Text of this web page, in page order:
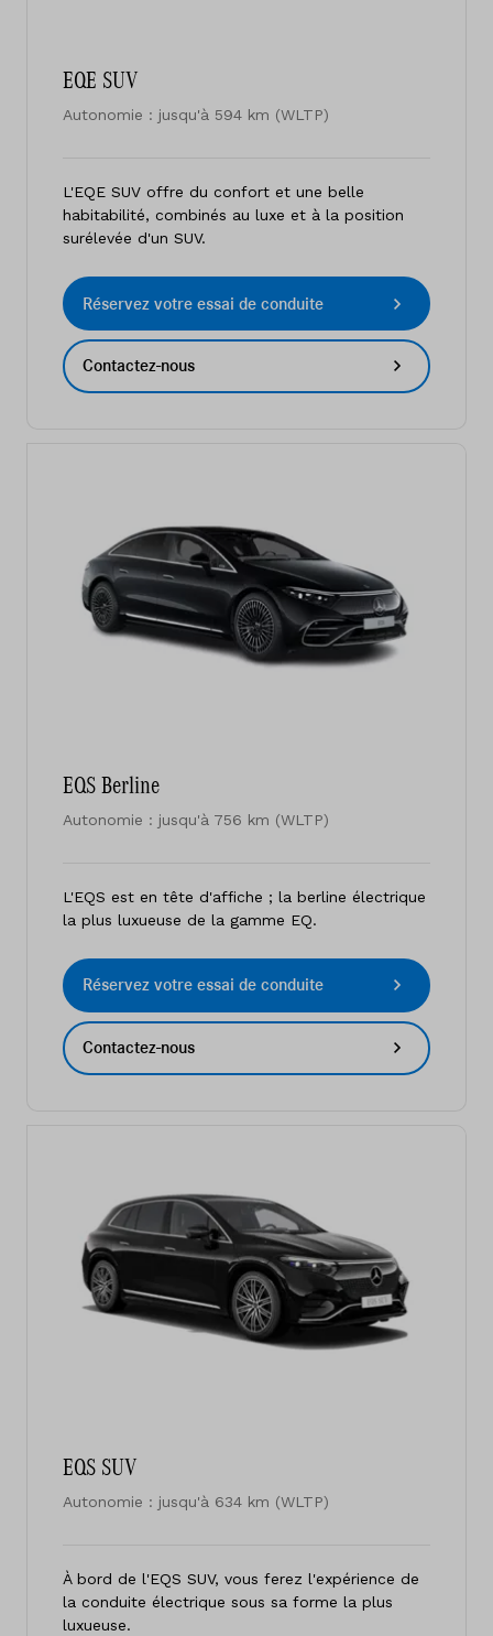
EQE SUV
Autonomie : jusqu'à 594 km (WLTP)
L'EQE SUV offre du confort et une belle
habitabilité, combinés au luxe et à la position
surélevée d'un SUV.
Réservez votre essai de conduite
Contactez-nous
EQS Berline
Autonomie : jusqu'à 756 km (WLTP)
L'EQS est en tête d'affiche ; la berline électrique
la plus luxueuse de la gamme EQ.
Réservez votre essai de conduite
Contactez-nous
EQS SUV
Autonomie : jusqu'à 634 km (WLTP)
À bord de l'EQS SUV, vous ferez l'expérience de
la conduite électrique sous sa forme la plus
luxueuse.